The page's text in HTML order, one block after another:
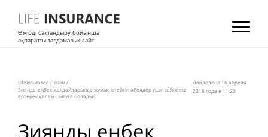
Өмірді сақтандыру бойынша
ақпаратты-талдамалық сайт
LifeInsurance / Өнім/
Зиянды еңбек жағдайларында жұмыс істейтін әйелдер үшін зейнетке
ертерек қалай шығуға болады?
Добавлено 16 апреля
2018 года в 11:20
Зиянды еңбек